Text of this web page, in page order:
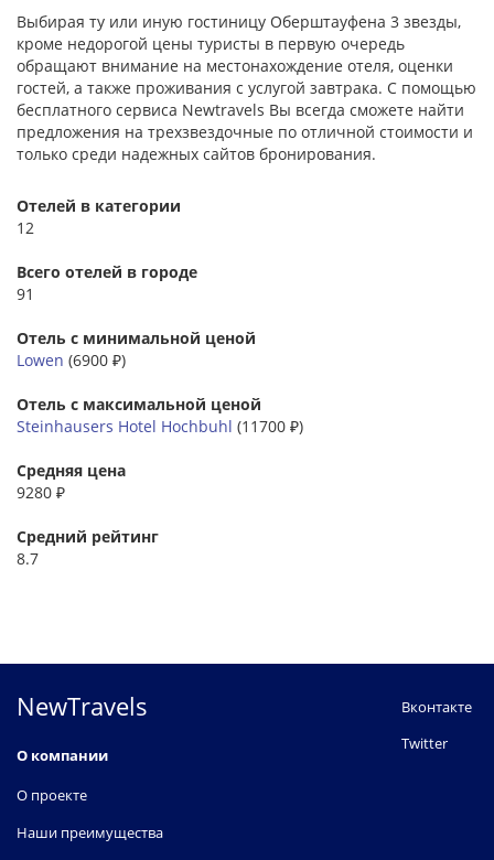
Выбирая ту или иную гостиницу Оберштауфена 3 звезды,
кроме недорогой цены туристы в первую очередь
обращают внимание на местонахождение отеля, оценки
гостей, а также проживания с услугой завтрака. С помощью
бесплатного сервиса Newtravels Вы всегда сможете найти
предложения на трехзвездочные по отличной стоимости и
только среди надежных сайтов бронирования.
Отелей в категории
12
Всего отелей в городе
91
Отель с минимальной ценой
Lowen (6900 ₽)
Отель с максимальной ценой
Steinhausers Hotel Hochbuhl (11700 ₽)
Средняя цена
9280 ₽
Средний рейтинг
8.7
NewTravels
О компании
О проекте
Наши преимущества
Вконтакте
Twitter